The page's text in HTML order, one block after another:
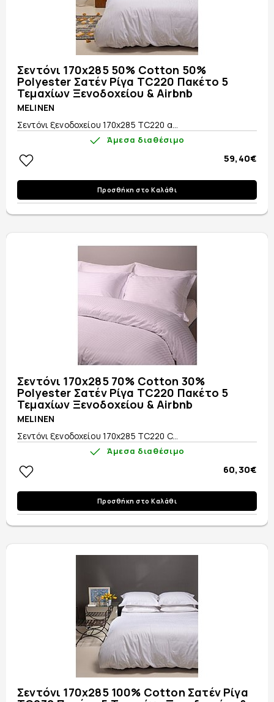
Σεντόνι 170x285 50% Cotton 50%
Polyester Σατέν Ρίγα TC220 Πακέτο 5
Τεμαχίων Ξενοδοχείου & Airbnb
MELINEN
Σεντόνι ξενοδοχείου 170x285 TC220 α...
Άμεσα διαθέσιμο
59,40€
Προσθήκη στο Καλάθι
Σεντόνι 170x285 70% Cotton 30%
Polyester Σατέν Ρίγα TC220 Πακέτο 5
Τεμαχίων Ξενοδοχείου & Airbnb
MELINEN
Σεντόνι ξενοδοχείου 170x285 TC220 C...
Άμεσα διαθέσιμο
60,30€
Προσθήκη στο Καλάθι
Σεντόνι 170x285 100% Cotton Σατέν Ρίγα